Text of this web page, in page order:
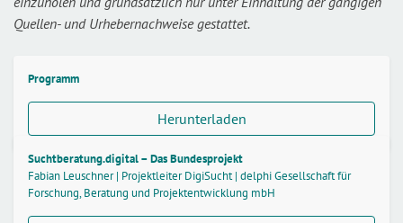
Quellen- und Urhebernachweise gestattet.
Programm
Herunterladen
Suchtberatung.digital – Das Bundesprojekt
Fabian Leuschner | Projektleiter DigiSucht | delphi Gesellschaft für
Forschung, Beratung und Projektentwicklung mbH